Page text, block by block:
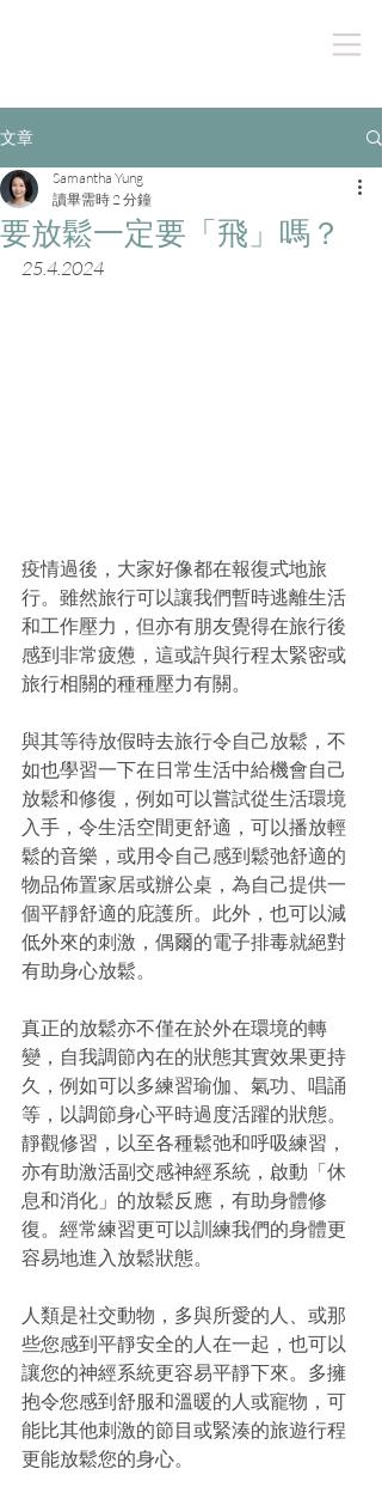
文章
要放鬆一定要「飛」嗎？
Samantha Yung
讀畢需時 2 分鐘
25.4.2024
疫情過後，大家好像都在報復式地旅
行。雖然旅行可以讓我們暫時逃離生活
和工作壓力，但亦有朋友覺得在旅行後
感到非常疲憊，這或許與行程太緊密或
旅行相關的種種壓力有關。
與其等待放假時去旅行令自己放鬆，不
如也學習一下在日常生活中給機會自己
放鬆和修復，例如可以嘗試從生活環境
入手，令生活空間更舒適，可以播放輕
鬆的音樂，或用令自己感到鬆弛舒適的
物品佈置家居或辦公桌，為自己提供一
個平靜舒適的庇護所。此外，也可以減
低外來的刺激，偶爾的電子排毒就絕對
有助身心放鬆。
真正的放鬆亦不僅在於外在環境的轉
變，自我調節內在的狀態其實效果更持
久，例如可以多練習瑜伽、氣功、唱誦
等，以調節身心平時過度活躍的狀態。
靜觀修習，以至各種鬆弛和呼吸練習，
亦有助激活副交感神經系統，啟動「休
息和消化」的放鬆反應，有助身體修
復。經常練習更可以訓練我們的身體更
容易地進入放鬆狀態。
人類是社交動物，多與所愛的人、或那
些您感到平靜安全的人在一起，也可以
讓您的神經系統更容易平靜下來。多擁
抱令您感到舒服和溫暖的人或寵物，可
能比其他刺激的節目或緊湊的旅遊行程
更能放鬆您的身心。